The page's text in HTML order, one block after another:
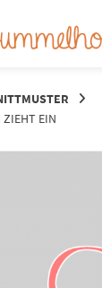
ZIEHT EIN